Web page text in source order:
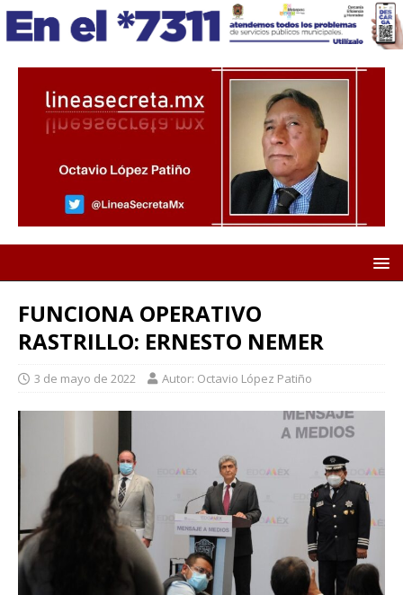
FUNCIONA OPERATIVO
RASTRILLO: ERNESTO NEMER
3 de mayo de 2022 Autor: Octavio López Patiño